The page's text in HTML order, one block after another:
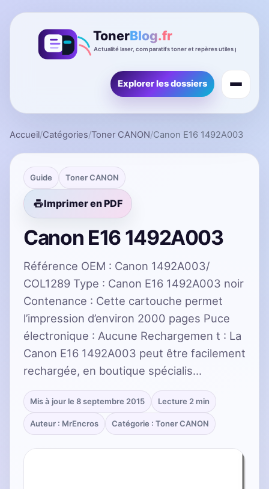
Explorer les dossiers
Accueil/Catégories/Toner CANON/Canon E16 1492A003
Guide Toner CANON
Imprimer en PDF
Canon E16 1492A003
Référence OEM : Canon 1492A003/
COL1289 Type : Canon E16 1492A003 noir
Contenance : Cette cartouche permet
l’impression d’environ 2000 pages Puce
électronique : Aucune Rechargemen t : La
Canon E16 1492A003 peut être facilement
rechargée, en boutique spécialis…
Mis à jour le 8 septembre 2015 Lecture 2 min
Auteur : MrEncros Catégorie : Toner CANON